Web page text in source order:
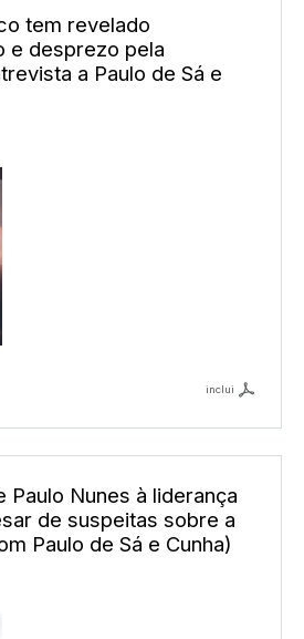
tem revelado
e desprezo pela
a Paulo de Sá e
inclui
Paulo Nunes à liderança
de suspeitas sobre a
Paulo de Sá e Cunha)